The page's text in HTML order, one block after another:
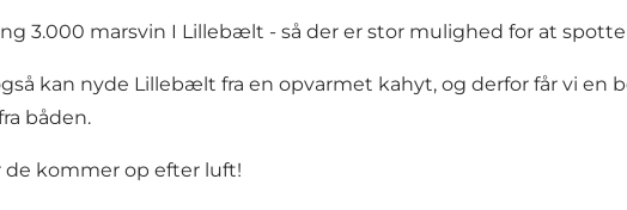
3.000 marsvin I Lillebælt - så der er stor mulighed for at
kan nyde Lillebælt fra en opvarmet kahyt, og derfor får vi en
båden.
de kommer op efter luft!